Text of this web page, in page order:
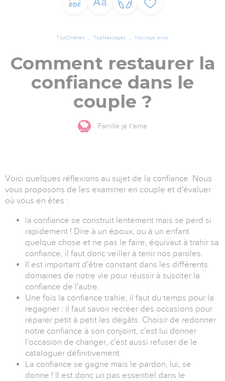
TopChrétien TopMessages Message texte
Comment restaurer la
confiance dans le
couple ?
Famille je t'aime
Voici quelques réflexions au sujet de la confiance. Nous
vous proposons de les examiner en couple et d'évaluer
où vous en êtes :
la confiance se construit lentement mais se perd si
rapidement ! Dire à un époux, ou à un enfant
quelque chose et ne pas le faire, équivaut à trahir sa
confiance, il faut donc veiller à tenir nos paroles.
Il est important d'être constant dans les différents
domaines de notre vie pour réussir à susciter la
confiance de l'autre.
Une fois la confiance trahie, il faut du temps pour la
regagner : il faut savoir recréer des occasions pour
réparer petit à petit les dégâts. Choisir de redonner
notre confiance à son conjoint, c'est lui donner
l'occasion de changer, c'est aussi refuser de le
cataloguer définitivement.
La confiance se gagne mais le pardon, lui, se
donne ! Il est donc un pas essentiel dans le